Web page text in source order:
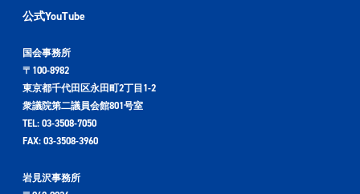
公式YouTube
国会事務所
〒100-8982
東京都千代田区永田町2丁目1-2
衆議院第二議員会館801号室
TEL: 03-3508-7050
FAX: 03-3508-3960
岩見沢事務所